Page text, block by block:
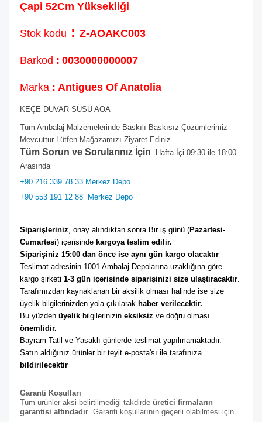
Çapi 52Cm Yüksekliği
Stok kodu : Z-AOAKC003
Barkod : 0030000000007
Marka : Antigues Of Anatolia
KEÇE DUVAR SÜSÜ AOA
Tüm Ambalaj Malzemelerinde Baskılı Baskısız Çözümlerimiz
Mevcuttur Lütfen Mağazamızı Ziyaret Ediniz
Tüm Sorun ve Sorularınız İçin Hafta İçi 09:30 ile 18:00
Arasında
+90 216 339 78 33 Merkez Depo
+90 553 191 12 88 Merkez Depo
Siparişleriniz, onay alındıktan sonra Bir iş günü (Pazartesi-
Cumartesi) içerisinde kargoya teslim edilir.
Siparişiniz 15:00 dan önce ise aynı gün kargo olacaktır
Teslimat adresinin 1001 Ambalaj Depolarına uzaklığına göre
kargo şirketi 1-3 gün içerisinde siparişinizi size ulaştıracaktır.
Tarafımızdan kaynaklanan bir aksilik olması halinde ise size
üyelik bilgilerinizden yola çıkılarak haber verilecektir.
Bu yüzden üyelik bilgilerinizin eksiksiz
önemlidir.
Bayram Tatil ve Yasaklı günlerde teslimat yapılmamaktadır.
Satın aldığınız ürünler bir teyit e-posta'sı ile tarafınıza
bildirilecektir
Garanti Koşulları
Tüm ürünler aksi belirtilmediği takdirde üretici firmaların
garantisi altındadır. Garanti koşullarının geçerli olabilmesi için